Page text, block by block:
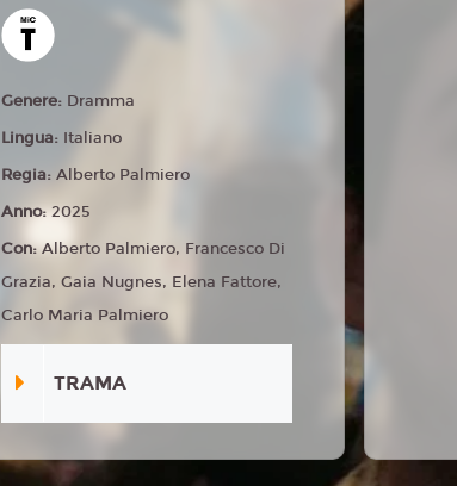
Genere: Dramma
Lingua: Italiano
Regia:Alberto Palmiero
Anno:2025
Con:Alberto Palmiero, Francesco Di
Grazia, Gaia Nugnes, Elena Fattore,
Carlo Maria Palmiero
TRAMA